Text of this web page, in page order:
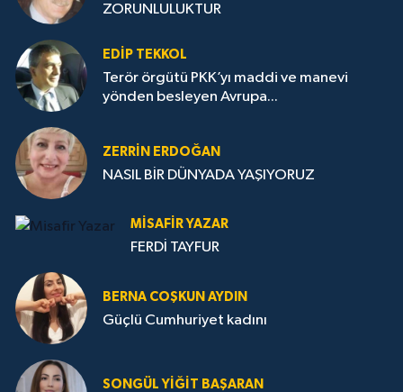
ZORUNLULUKTUR
EDIP TEKKOL
Terör örgütü PKK’yı maddi ve manevi
yönden besleyen Avrupa...
ZERRIN ERDOĞAN
NASIL BİR DÜNYADA YAŞIYORUZ
MISAFIR YAZAR
FERDİ TAYFUR
BERNA COŞKUN AYDIN
Güçlü Cumhuriyet kadını
SONGÜL YIĞIT BAŞARAN